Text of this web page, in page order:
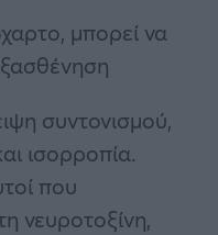
μπορεί να
συντονισμού,
ισορροπία.
που
νευροτοξίνη,